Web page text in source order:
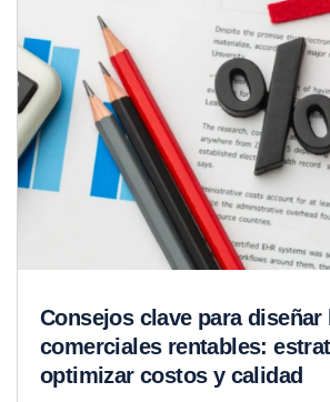
Consejos clave para diseñar
comerciales rentables:
optimizar costos y calidad